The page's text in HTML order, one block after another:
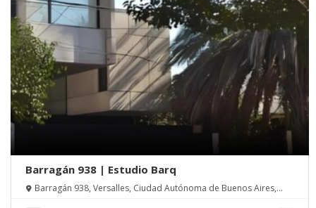
Barragán 938 | Estudio Barq
Barragán 938, Versalles, Ciudad Autónoma de Buenos Aires,